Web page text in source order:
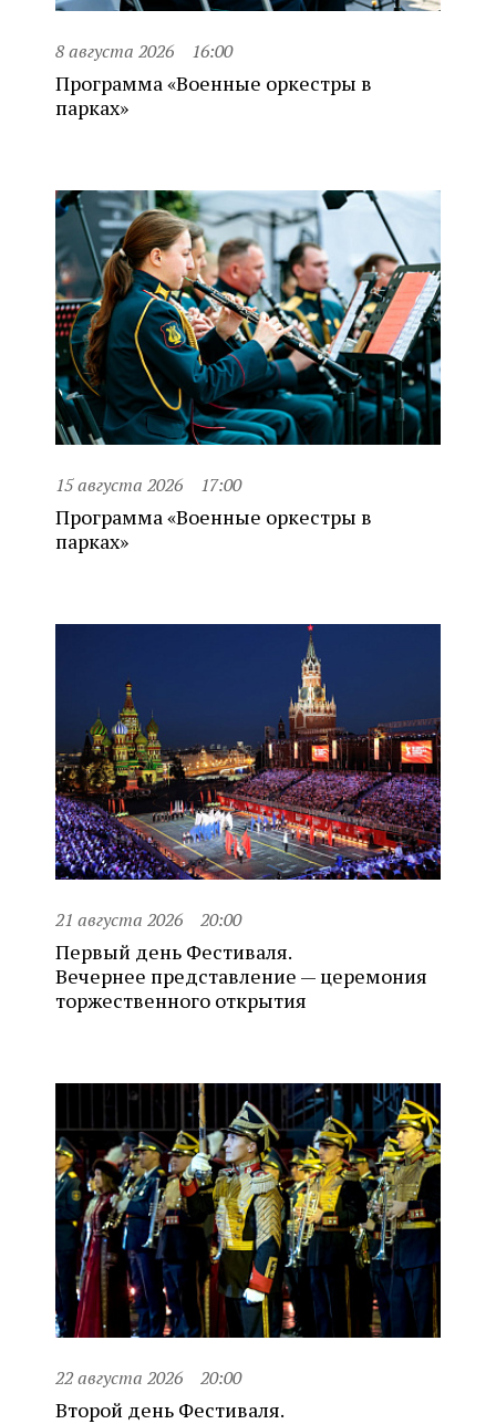
8 августа 2026 16:00
Программа «Военные оркестры в
парках»
15 августа 2026 17:00
Программа «Военные оркестры в
парках»
21 августа 2026 20:00
Первый день Фестиваля.
Вечернее представление — церемония
торжественного открытия
22 августа 2026 20:00
Второй день Фестиваля.